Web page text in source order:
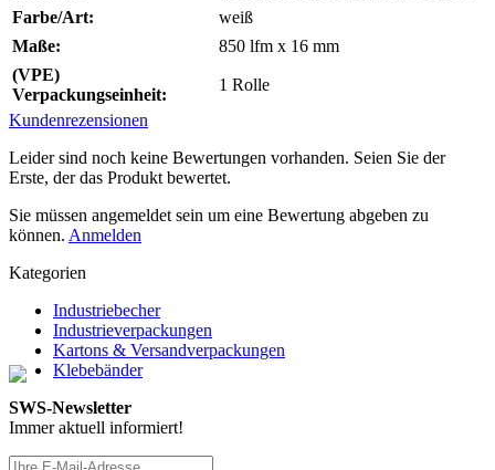
Farbe/Art:
weiß
Maße:
850 lfm x 16 mm
(VPE)
Verpackungseinheit:
1 Rolle
Kundenrezensionen
Leider sind noch keine Bewertungen vorhanden. Seien Sie der
Erste, der das Produkt bewertet.
Sie müssen angemeldet sein um eine Bewertung abgeben zu
können. Anmelden
Kategorien
Industriebecher
Industrieverpackungen
Kartons & Versandverpackungen
Klebebänder
SWS-Newsletter
Immer aktuell informiert!